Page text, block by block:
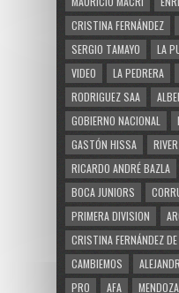
CRISTINA FERNÁNDEZ
SERGIO TAMAYO
LA
VIDEO
LA PEDRERA
RODRIGUEZ SAA
GOBIERNO NACIONAL
GASTÓN HISSA
RICARDO ANDRÉ BAZLA
BOCA JUNIORS
PRIMERA DIVISION
CRISTINA FERNÁNDEZ
CAMBIEMOS
PRO
AFA MENDOZA